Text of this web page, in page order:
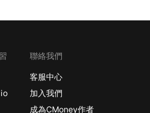
聯絡我們
客服中心
加入我們
成為CMoney作者